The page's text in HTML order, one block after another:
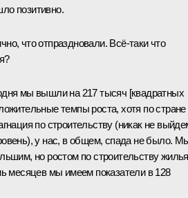
позитивно.
что отпраздновали. Всё‑таки что
мы вышли на 217 тысяч [квадратных
темпы роста, хотя по стране
по строительству (никак не
у нас, в общем, спада не было.
но ростом по строительству
месяцев мы имеем показатели в 128